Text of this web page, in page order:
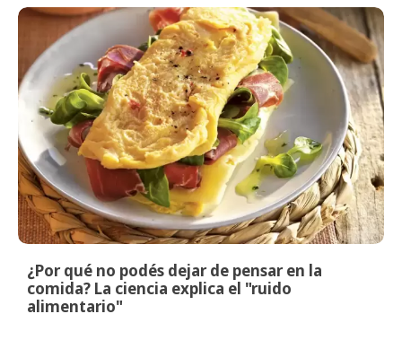
¿Por qué no podés dejar de pensar en la
comida? La ciencia explica el "ruido
alimentario"